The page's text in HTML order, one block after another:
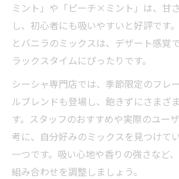
ミント」や「ピーチ×ミント」は、甘
し、初心者にも吸いやすいと好評です
とバニラのミックスは、デザート感覚
ラックスタイムにぴったりです。
シーシャ専門店では、季節限定のフレ
ルブレンドも登場し、飽きずにさまざ
す。スタッフのおすすめや実際のユー
考に、自分好みのミックスを見つけて
一つです。吸い心地や香りの強さなど
組み合わせを調整しましょう。